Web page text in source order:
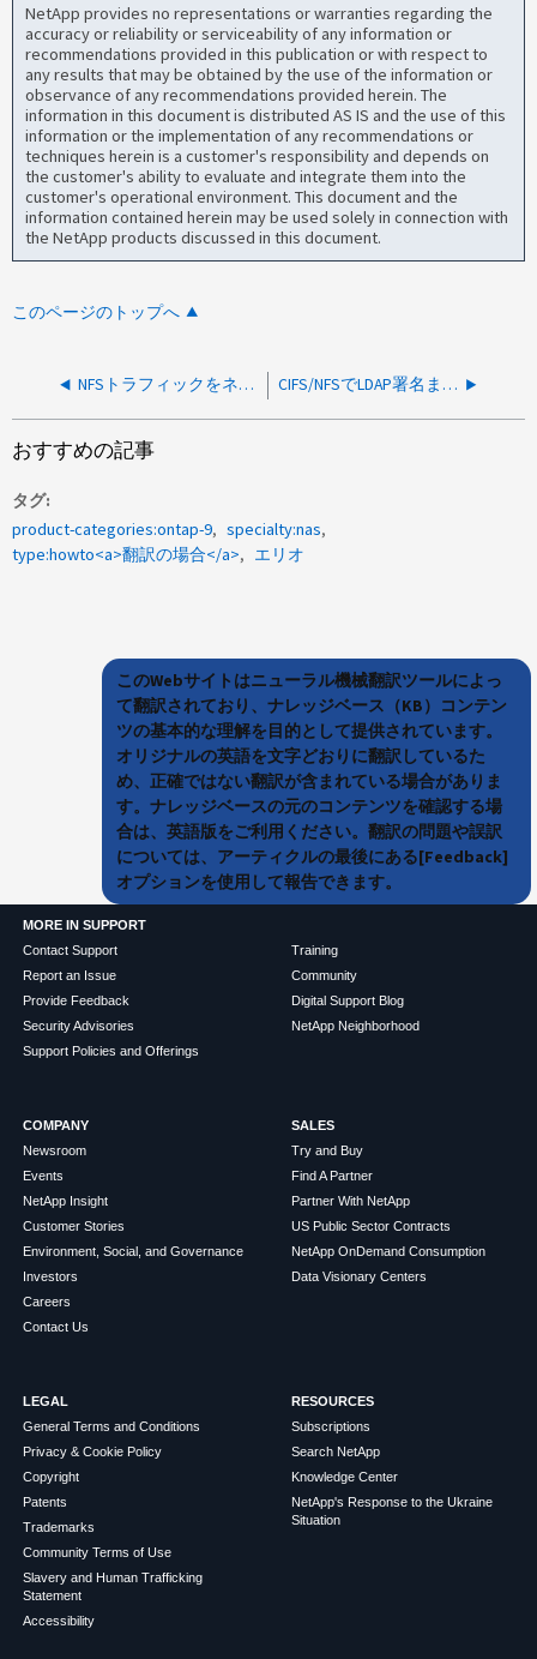
NetApp provides no representations or warranties regarding the
accuracy or reliability or serviceability of any information or
recommendations provided in this publication or with respect to
any results that may be obtained by the use of the information or
observance of any recommendations provided herein. The
information in this document is distributed AS IS and the use of this
information or the implementation of any recommendations or
techniques herein is a customer's responsibility and depends on
the customer's ability to evaluate and integrate them into the
customer's operational environment. This document and the
information contained herein may be used solely in connection with
the NetApp products discussed in this document.
このページのトップへ
NFSトラフィックをネットワーク経由で保護する方法 CIFS/NFSでLDAP署名またはシーリングを使用するようにONTAPを設定する方法
おすすめの記事
タグ
product-categories:ontap-9
specialty:nas
type:howto<a>翻訳の場合</a>
エリオ
このWebサイトはニューラル機械翻訳ツールによっ
て翻訳されており、ナレッジベース（KB）コンテン
ツの基本的な理解を目的として提供されています。
オリジナルの英語を文字どおりに翻訳しているた
め、正確ではない翻訳が含まれている場合がありま
す。ナレッジベースの元のコンテンツを確認する場
合は、英語版をご利用ください。翻訳の問題や誤訳
については、アーティクルの最後にある[Feedback]
オプションを使用して報告できます。
MORE IN SUPPORT
Contact Support
Report an Issue
Provide Feedback
Security Advisories
Support Policies and Offerings
Training
Community
Digital Support Blog
NetApp Neighborhood
COMPANY
Newsroom
Events
NetApp Insight
Customer Stories
Environment, Social, and Governance
Investors
Careers
Contact Us
SALES
Try and Buy
Find A Partner
Partner With NetApp
US Public Sector Contracts
NetApp OnDemand Consumption
Data Visionary Centers
LEGAL
General Terms and Conditions
Privacy & Cookie Policy
Copyright
Patents
Trademarks
Community Terms of Use
Slavery and Human Trafficking
Statement
Accessibility
RESOURCES
Subscriptions
Search NetApp
Knowledge Center
NetApp's Response to the Ukraine
Situation